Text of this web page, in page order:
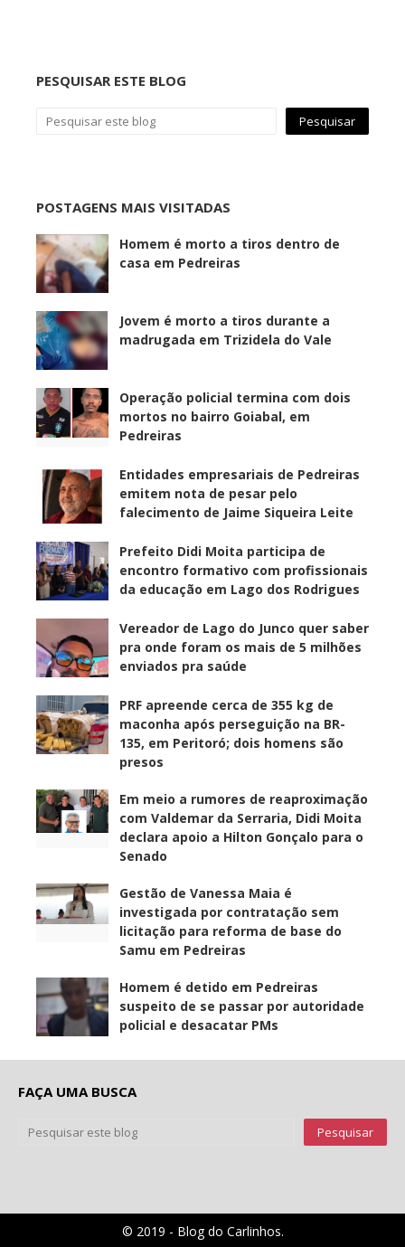
PESQUISAR ESTE BLOG
POSTAGENS MAIS VISITADAS
Homem é morto a tiros dentro de
casa em Pedreiras
Jovem é morto a tiros durante a
madrugada em Trizidela do Vale
Operação policial termina com dois
mortos no bairro Goiabal, em
Pedreiras
Entidades empresariais de Pedreiras
emitem nota de pesar pelo
falecimento de Jaime Siqueira Leite
Prefeito Didi Moita participa de
encontro formativo com profissionais
da educação em Lago dos Rodrigues
Vereador de Lago do Junco quer saber
pra onde foram os mais de 5 milhões
enviados pra saúde
PRF apreende cerca de 355 kg de
maconha após perseguição na BR-
135, em Peritoró; dois homens são
presos
Em meio a rumores de reaproximação
com Valdemar da Serraria, Didi Moita
declara apoio a Hilton Gonçalo para o
Senado
Gestão de Vanessa Maia é
investigada por contratação sem
licitação para reforma de base do
Samu em Pedreiras
Homem é detido em Pedreiras
suspeito de se passar por autoridade
policial e desacatar PMs
FAÇA UMA BUSCA
© 2019 - Blog do Carlinhos.